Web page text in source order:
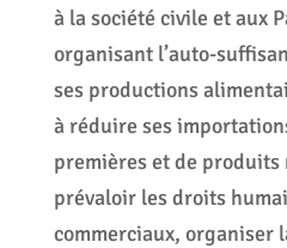
à la société civile et aux
organisant l’auto-
ses productions
à réduire ses
premières et de
prévaloir les droits
commerciaux, organiser